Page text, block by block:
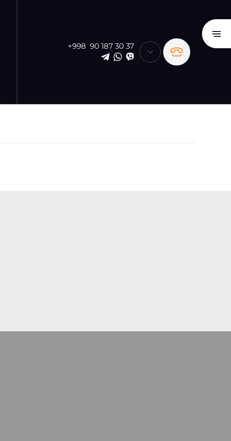
+998 90 187 30 37